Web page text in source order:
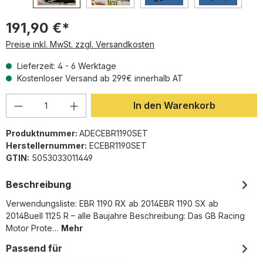
191,90 €*
Preise inkl. MwSt. zzgl. Versandkosten
Lieferzeit: 4 - 6 Werktage
Kostenloser Versand ab 299€ innerhalb AT
Produkt Anzahl: Gib den gewünschten
In den Warenkorb
Produktnummer: ADECEBR1190SET
Herstellernummer: ECEBR1190SET
GTIN: 5053033011449
Beschreibung
Verwendungsliste: EBR 1190 RX ab 2014EBR 1190 SX ab
2014Buell 1125 R – alle Baujahre Beschreibung: Das GB Racing
Motor Prote… Mehr
Passend für